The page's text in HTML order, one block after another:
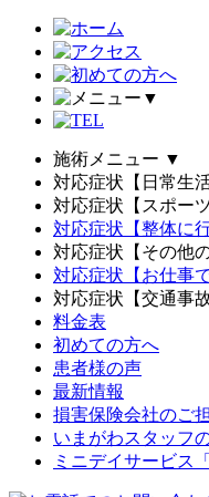
▼
施術メニュー ▼
対応症状【日常生
対応症状【スポー
対応症状【整体に
対応症状【その他
対応症状【お仕事
対応症状【交通事
料金表
初めての方へ
患者様の声
最新情報
損害保険会社のご
いまがわスタッフ
ミニデイサービス